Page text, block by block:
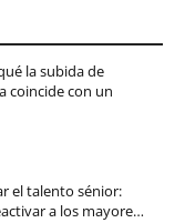
la subida de
coincide con un
el talento sénior:
a los mayore…